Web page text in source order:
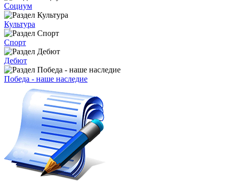
Социум
Культура
Спорт
Дебют
Победа - наше наследие